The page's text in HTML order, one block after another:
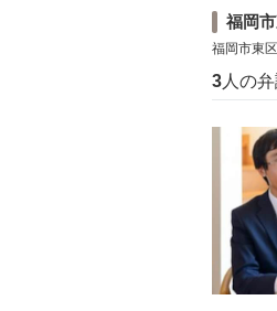
福岡
福岡市東
3 人の